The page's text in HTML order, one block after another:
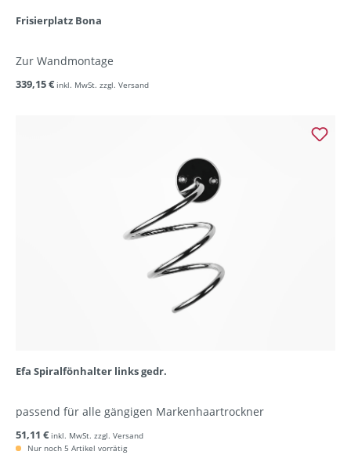
Frisierplatz Bona
Zur Wandmontage
339,15 € inkl. MwSt. zzgl. Versand
Efa Spiralfönhalter links gedr.
passend für alle gängigen Markenhaartrockner
51,11 € inkl. MwSt. zzgl. Versand
Nur noch 5 Artikel vorrätig